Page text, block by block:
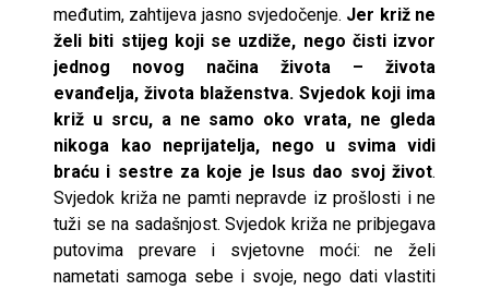
međutim, zahtijeva jasno svjedočenje. Jer križ ne
želi biti stijeg koji se uzdiže, nego čisti izvor
jednog novog načina života – života
evanđelja, života blaženstva. Svjedok koji ima
križ u srcu, a ne samo oko vrata, ne gleda
nikoga kao neprijatelja, nego u svima vidi
braću i sestre za koje je Isus dao svoj život.
Svjedok križa ne pamti nepravde iz prošlosti i ne
tuži se na sadašnjost. Svjedok križa ne pribjegava
putovima prevare i svjetovne moći: ne želi
nametati samoga sebe i svoje, nego dati vlastiti